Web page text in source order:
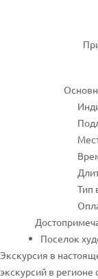
Тип
Поселок
Экскурсия в
экскурсий в регионе